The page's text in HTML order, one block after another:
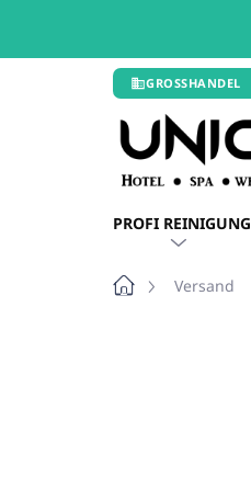
Zum
GROSSHANDEL
PROFI REINIGUNG
Startseite
Versand